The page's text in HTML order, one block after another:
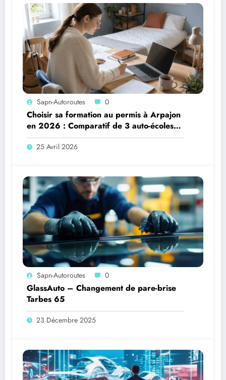
Sapn-Autoroutes 0
Choisir sa formation au permis à Arpajon
en 2026 : Comparatif de 3 auto-écoles
(Ornikar, Auto-école de la Gare Arpajon,
Auto-école VIP Arpajon)
25 Avril 2026
Sapn-Autoroutes 0
GlassAuto – Changement de pare-brise
Tarbes 65
23 Décembre 2025